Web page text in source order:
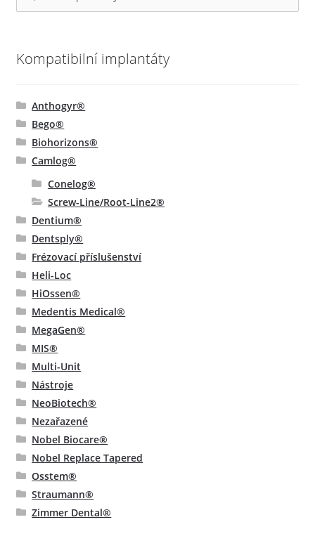
produktu
Kompatibilní implantáty
Anthogyr®
Bego®
Biohorizons®
Camlog®
Conelog®
Screw-Line/Root-Line2®
Dentium®
Dentsply®
Frézovací příslušenství
Heli-Loc
HiOssen®
Medentis Medical®
MegaGen®
MIS®
Multi-Unit
Nástroje
NeoBiotech®
Nezařazené
Nobel Biocare®
Nobel Replace Tapered
Osstem®
Straumann®
Zimmer Dental®